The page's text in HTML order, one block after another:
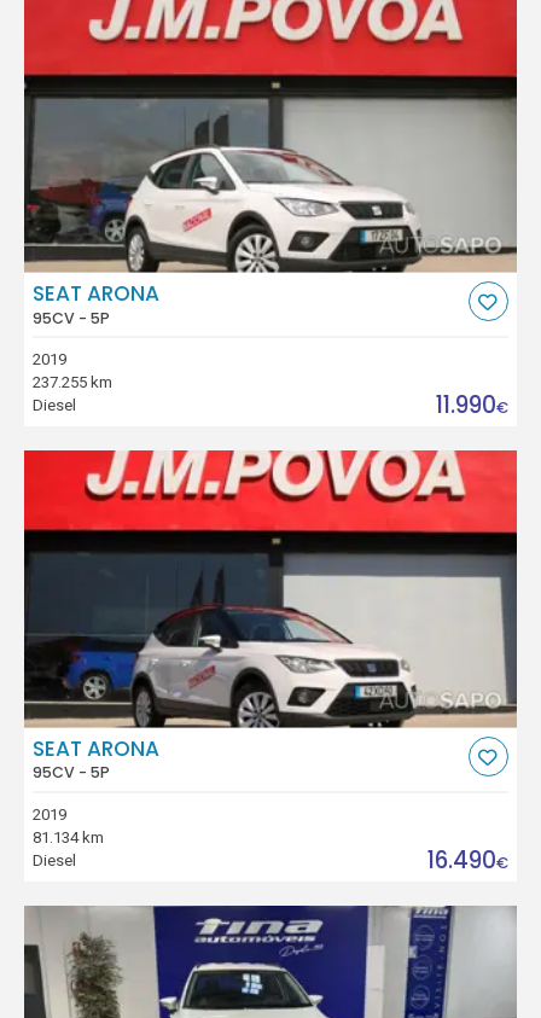
SEAT ARONA
95CV - 5P
2019
237.255 km
Diesel
11.990€
SEAT ARONA
95CV - 5P
2019
81.134 km
Diesel
16.490€